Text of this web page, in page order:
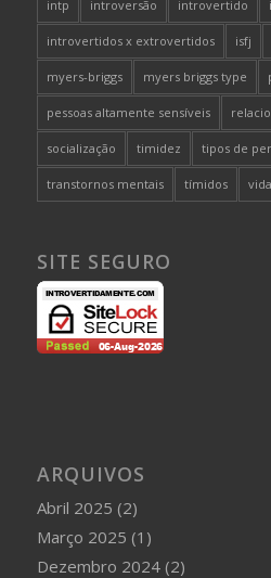
intp introversão introvertido
introvertidos x extrovertidos isfj
myers-briggs myers briggs type
pessoas altamente sensíveis
socialização timidez tipos de
transtornos mentais tímidos vida
SITE SEGURO
ARQUIVOS
Abril 2025 (2)
Março 2025 (1)
Dezembro 2024(2)